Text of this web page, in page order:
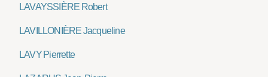
LAVAYSSIÈRE Robert
LAVILLONIÈRE Jacqueline
LAVY Pierrette